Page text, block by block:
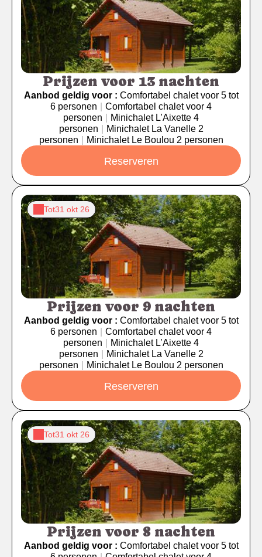
Prijzen voor 13 nachten
Aanbod geldig voor : Comfortabel chalet voor 5 tot
6 personen
Comfortabel chalet voor 4
personen
Minichalet L’Aixette 4
personen
Minichalet La Vanelle 2
personen
Minichalet Le Boulou 2 personen
Reserveren
Tot31 okt 26
Prijzen voor 9 nachten
Aanbod geldig voor : Comfortabel chalet voor 5 tot
6 personen
Comfortabel chalet voor 4
personen
Minichalet L’Aixette 4
personen
Minichalet La Vanelle 2
personen
Minichalet Le Boulou 2 personen
Reserveren
Tot31 okt 26
Prijzen voor 8 nachten
Aanbod geldig voor : Comfortabel chalet voor 5 tot